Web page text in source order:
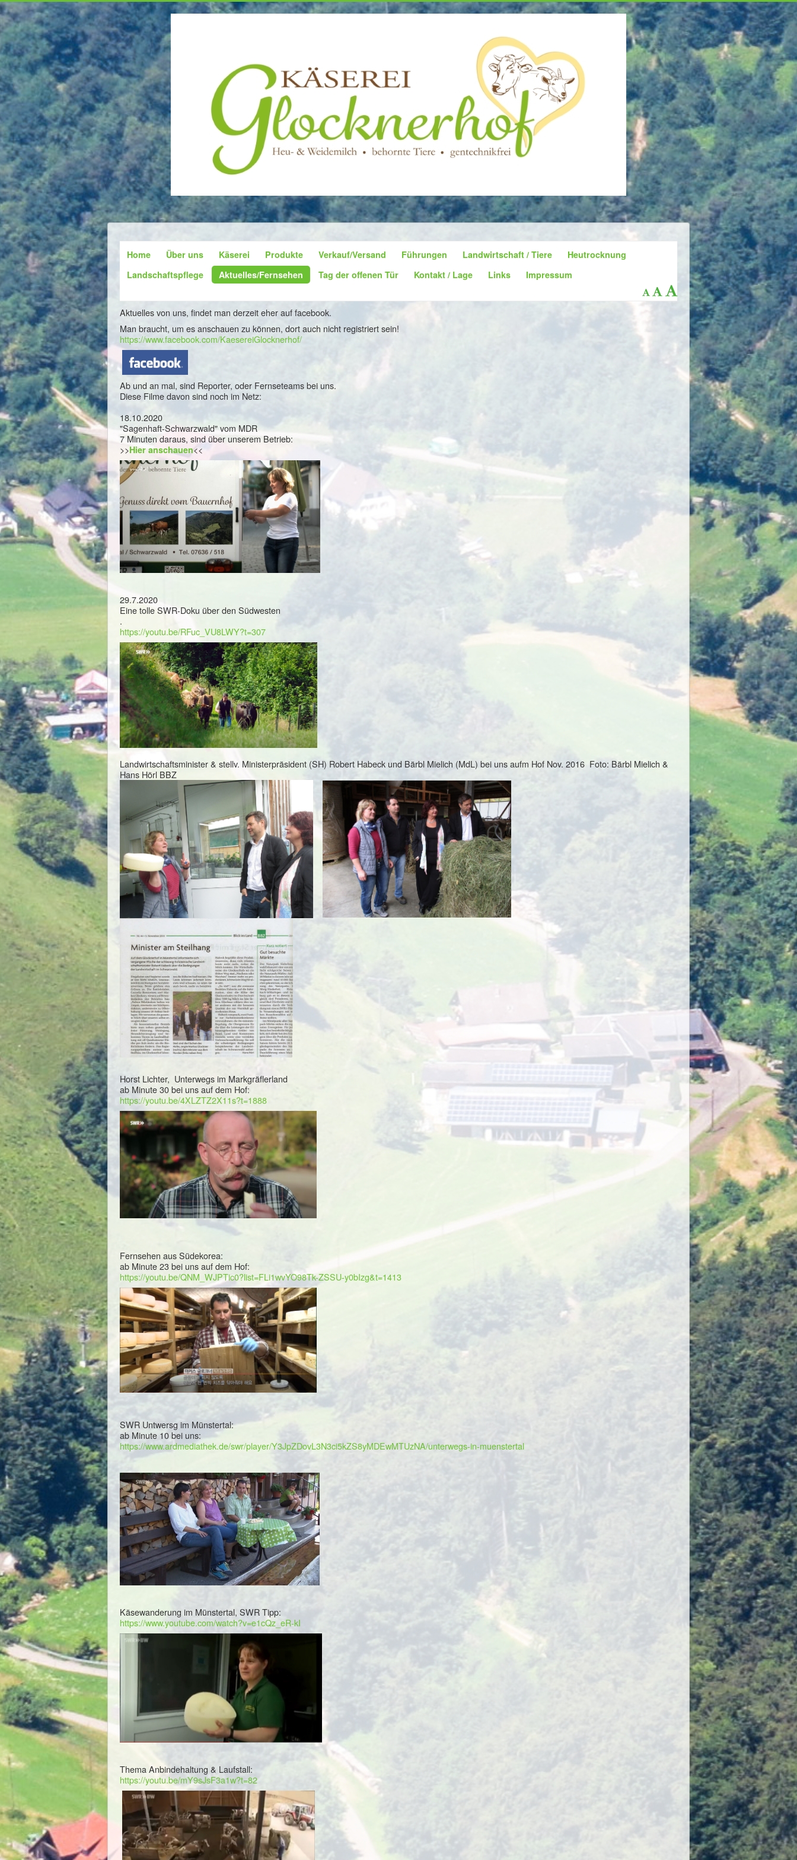
Home Über uns Käserei Produkte Verkauf/Versand Führungen Landwirtschaft / Tiere
Heutrocknung
Landschaftspflege
Aktuelles/Fernsehen Tag der offenen Tür Kontakt / Lage Links Impressum
Aktuelles von uns, findet man derzeit eher auf facebook.
Man braucht, um es anschauen zu können, dort auch nicht registriert sein!
https://www.facebook.com/KaesereiGlocknerhof/
Ab und an mal, sind Reporter, oder Fernseteams bei uns.
Diese Filme davon sind noch im Netz:
18.10.2020
"Sagenhaft-Schwarzwald" vom MDR
7 Minuten daraus, sind über unserem Betrieb:
>>Hier anschauen<<
29.7.2020
Eine tolle SWR-Doku über den Südwesten
.
https://youtu.be/RFuc_VU8LWY?t=307
Landwirtschaftsminister & stellv. Ministerpräsident (SH) Robert Habeck und Bärbl Mielich (MdL) bei uns aufm Hof Nov. 2016 Foto: Bärbl Mielich &
Hans Hörl BBZ
Horst Lichter, Unterwegs im Markgräflerland
ab Minute 30 bei uns auf dem Hof:
https://youtu.be/4XLZTZ2X11s?t=1888
Fernsehen aus Südekorea:
ab Minute 23 bei uns auf dem Hof:
https://youtu.be/QNM_WJPTic0?list=FLi1wvYO98Tk-ZSSU-y0bIzg&t=1413
SWR Untwersg im Münstertal:
ab Minute 10 bei uns:
https://www.ardmediathek.de/swr/player/Y3JpZDovL3N3ci5kZS8yMDEwMTUzNA/unterwegs-in-muenstertal
Käsewanderung im Münstertal, SWR Tipp:
https://www.youtube.com/watch?v=e1cQz_eR-kI
Thema Anbindehaltung & Laufstall:
https://youtu.be/mY9sJsF3a1w?t=82